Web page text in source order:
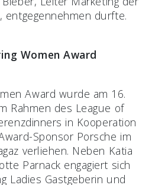
entgegennehmen durfte.
Women Award
Award wurde am 16.
Rahmen des League of
in Kooperation
Sponsor Porsche im
verliehen. Neben Katia
Parnack engagiert sich
Ladies Gastgeberin und